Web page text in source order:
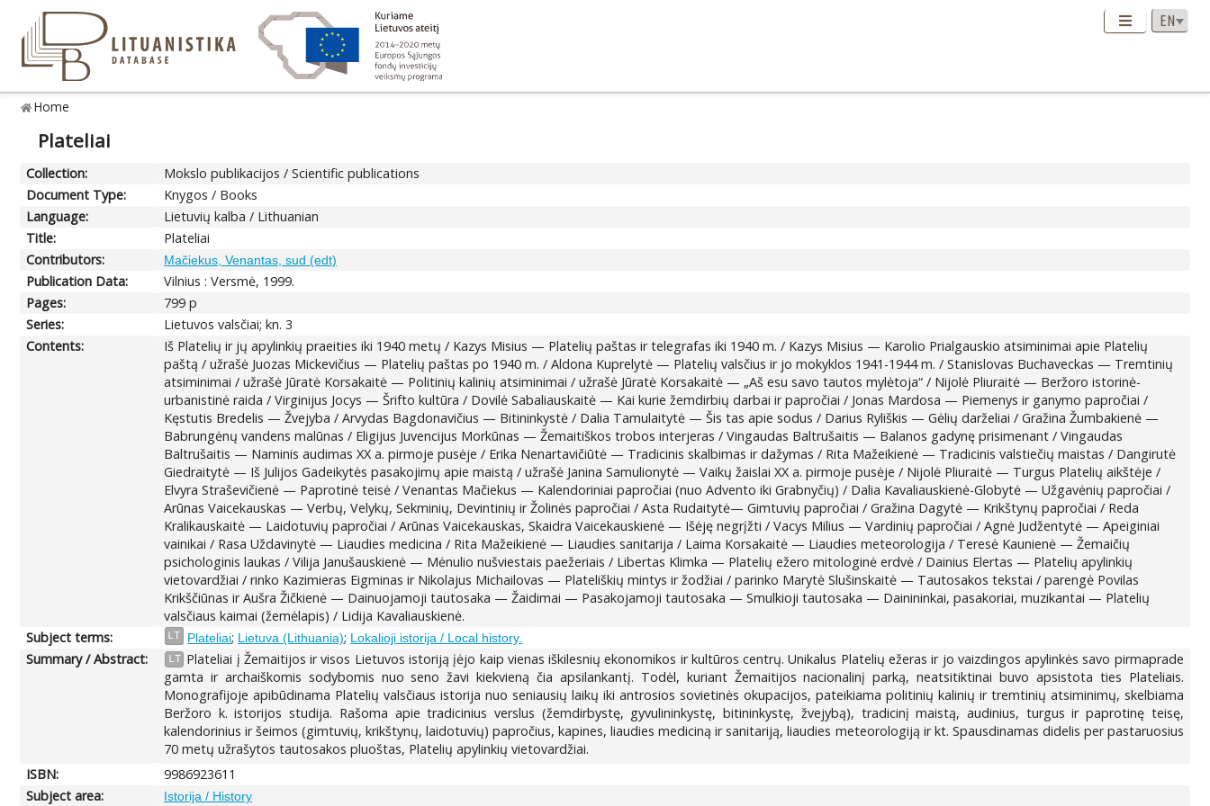
Home
Plateliai
Collection:
Mokslo publikacijos / Scientific publications
Document Type:
Knygos / Books
Language:
Lietuvių kalba / Lithuanian
Title:
Plateliai
Contributors:
Mačiekus, Venantas, sud (edt)
Publication Data:
Vilnius : Versmė, 1999.
Pages:
799 p
Series:
Lietuvos valsčiai; kn. 3
Contents:
Iš Platelių ir jų apylinkių praeities iki 1940 metų / Kazys Misius — Platelių paštas ir telegrafas iki 1940 m. / Kazys Misius — Karolio Prialgauskio atsiminimai apie Platelių
paštą / užrašė Juozas Mickevičius — Platelių paštas po 1940 m. / Aldona Kuprelytė — Platelių valsčius ir jo mokyklos 1941-1944 m. / Stanislovas Buchaveckas — Tremtinių
atsiminimai / užrašė Jūratė Korsakaitė — Politinių kalinių atsiminimai / užrašė Jūratė Korsakaitė — „Aš esu savo tautos mylėtoja“ / Nijolė Pliuraitė — Beržoro istorinė-
urbanistinė raida / Virginijus Jocys — Šrifto kultūra / Dovilė Sabaliauskaitė — Kai kurie žemdirbių darbai ir papročiai / Jonas Mardosa — Piemenys ir ganymo papročiai /
Kęstutis Bredelis — Žvejyba / Arvydas Bagdonavičius — Bitininkystė / Dalia Tamulaitytė — Šis tas apie sodus / Darius Ryliškis — Gėlių darželiai / Gražina Žumbakienė —
Babrungėnų vandens malūnas / Eligijus Juvencijus Morkūnas — Žemaitiškos trobos interjeras / Vingaudas Baltrušaitis — Balanos gadynę prisimenant / Vingaudas
Baltrušaitis — Naminis audimas XX a. pirmoje pusėje / Erika Nenartavičiūtė — Tradicinis skalbimas ir dažymas / Rita Mažeikienė — Tradicinis valstiečių maistas / Dangirutė
Giedraitytė — Iš Julijos Gadeikytės pasakojimų apie maistą / užrašė Janina Samulionytė — Vaikų žaislai XX a. pirmoje pusėje / Nijolė Pliuraitė — Turgus Platelių aikštėje /
Elvyra Straševičienė — Paprotinė teisė / Venantas Mačiekus — Kalendoriniai papročiai (nuo Advento iki Grabnyčių) / Dalia Kavaliauskienė-Globytė — Užgavėnių papročiai /
Arūnas Vaicekauskas — Verbų, Velykų, Sekminių, Devintinių ir Žolinės papročiai / Asta Rudaitytė— Gimtuvių papročiai / Gražina Dagytė — Krikštynų papročiai / Reda
Kralikauskaitė — Laidotuvių papročiai / Arūnas Vaicekauskas, Skaidra Vaicekauskienė — Išėję negrįžti / Vacys Milius — Vardinių papročiai / Agnė Judžentytė — Apeiginiai
vainikai / Rasa Uždavinytė — Liaudies medicina / Rita Mažeikienė — Liaudies sanitarija / Laima Korsakaitė — Liaudies meteorologija / Teresė Kaunienė — Žemaičių
psichologinis laukas / Vilija Janušauskienė — Mėnulio nušviestais paežeriais / Libertas Klimka — Platelių ežero mitologinė erdvė / Dainius Elertas — Platelių apylinkių
vietovardžiai / rinko Kazimieras Eigminas ir Nikolajus Michailovas — Plateliškių mintys ir žodžiai / parinko Marytė Slušinskaitė — Tautosakos tekstai / parengė Povilas
Krikščiūnas ir Aušra Žičkienė — Dainuojamoji tautosaka — Žaidimai — Pasakojamoji tautosaka — Smulkioji tautosaka — Dainininkai, pasakoriai, muzikantai — Platelių
valsčiaus kaimai (žemėlapis) / Lidija Kavaliauskienė.
Subject terms:
LT Plateliai; Lietuva (Lithuania); Lokalioji istorija / Local history.
Summary / Abstract: LT Plateliai į Žemaitijos ir visos Lietuvos istoriją įėjo kaip vienas iškilesnių ekonomikos ir kultūros centrų. Unikalus Platelių ežeras ir jo vaizdingos apylinkės savo pirmaprade
gamta ir archaiškomis sodybomis nuo seno žavi kiekvieną čia apsilankantį. Todėl, kuriant Žemaitijos nacionalinį parką, neatsitiktinai buvo apsistota ties Plateliais.
Monografijoje apibūdinama Platelių valsčiaus istorija nuo seniausių laikų iki antrosios sovietinės okupacijos, pateikiama politinių kalinių ir tremtinių atsiminimų, skelbiama
Beržoro k. istorijos studija. Rašoma apie tradicinius verslus (žemdirbystę, gyvulininkystę, bitininkystę, žvejybą), tradicinį maistą, audinius, turgus ir paprotinę teisę,
kalendorinius ir šeimos (gimtuvių, krikštynų, laidotuvių) papročius, kapines, liaudies mediciną ir sanitariją, liaudies meteorologiją ir kt. Spausdinamas didelis per pastaruosius
70 metų užrašytos tautosakos pluoštas, Platelių apylinkių vietovardžiai.
ISBN:
9986923611
Subject area:
Istorija / History